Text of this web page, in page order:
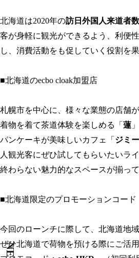
北海道は2020年の訪⽇外国⼈来道者
客が身軽に観光ができるよう、利便
し、消費活動をも促していく役割を
■北海道のecbo cloak加盟店
札幌市を中心に、様々な業態の店舗
着物を着て茶道体験を楽しめる「 蓮
パンケーキが美味しいカフェ「 ジミ
人観光客にぜひ試してもらいたいラ
終わらない魅力的なスペースが揃って
■北海道限定のプロモーションコード
今回のローンチに際して、北海道地
ぜひ北海道で荷物を預ける際にご活用